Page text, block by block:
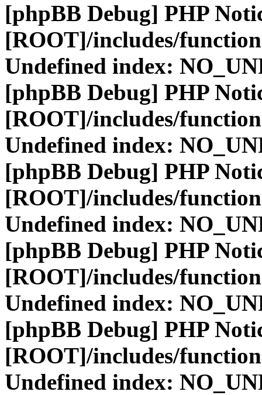
[phpBB Debug] PHP
[ROOT]/includes/
Undefined index:
[phpBB Debug] PHP
[ROOT]/includes/
Undefined index:
[phpBB Debug] PHP
[ROOT]/includes/
Undefined index:
[phpBB Debug] PHP
[ROOT]/includes/
Undefined index:
[phpBB Debug] PHP
[ROOT]/includes/
Undefined index: